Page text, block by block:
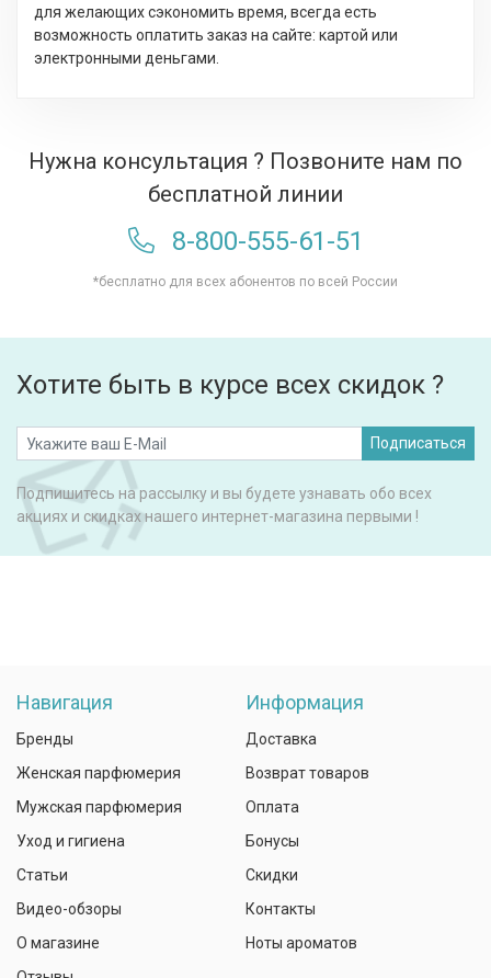
для желающих сэкономить время, всегда есть
возможность оплатить заказ на сайте: картой или
электронными деньгами.
Нужна консультация ? Позвоните нам по
бесплатной линии
8-800-555-61-51
*бесплатно для всех абонентов по всей России
Хотите быть в курсе всех скидок ?
Подписаться
Подпишитесь на рассылку и вы будете узнавать обо всех
акциях и скидках нашего интернет-магазина первыми !
Навигация
Бренды
Женская парфюмерия
Мужская парфюмерия
Уход и гигиена
Статьи
Видео-обзоры
О магазине
Информация
Доставка
Возврат товаров
Оплата
Бонусы
Скидки
Контакты
Ноты ароматов